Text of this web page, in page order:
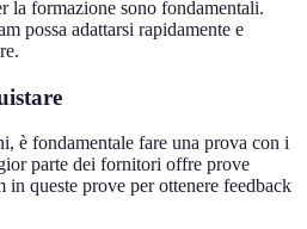
la formazione sono fondamentali.
possa adattarsi rapidamente e
è fondamentale fare una prova con i
parte dei fornitori offre prove
queste prove per ottenere feedback